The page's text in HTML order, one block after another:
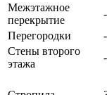
Межэтажное
перекрытие
-
Перегородки
-
Стены второго
этажа
-